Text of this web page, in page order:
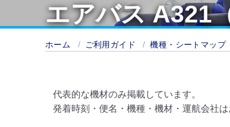
エアバス A321
ホーム ご利用ガイド 機種・シートマップ
代表的な機材のみ掲載しています。
発着時刻・便名・機種・機材・運航会社